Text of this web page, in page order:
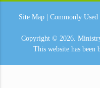
Site Map Commonly Used
Copyright © 2026.
This website has